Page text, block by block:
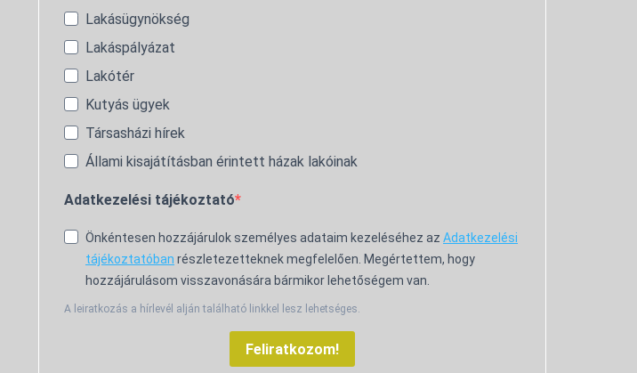
Lakásügynökség
Lakáspályázat
Lakótér
Kutyás ügyek
Társasházi hírek
Állami kisajátításban érintett házak lakóinak
Adatkezelési tájékoztató
Önkéntesen hozzájárulok személyes adataim kezeléséhez az Adatkezelési
tájékoztatóban részletezetteknek megfelelően. Megértettem, hogy
hozzájárulásom visszavonására bármikor lehetőségem van.
A leiratkozás a hírlevél alján található linkkel lesz lehetséges.
Feliratkozom!